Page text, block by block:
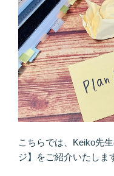
を
オ
ン
に
「女
の
本
能」
を
Ｏ
Ｎ
こちらでは、Keiko先
ジ】をご紹介いたしま